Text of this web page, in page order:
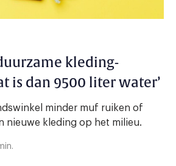
kleding-
is dan 9500 liter water’
minder muf ruiken of
nieuwe kleding op het milieu.